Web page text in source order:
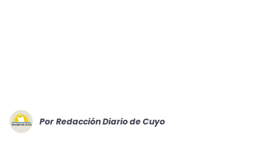
Por Redacción Diario de Cuyo